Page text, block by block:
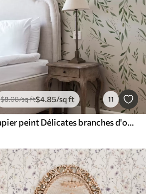
$8.08/sq ft$4.85/sq ft 11
Papier peint Délicates branches d'olivier vertes